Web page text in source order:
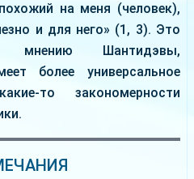
на меня (человек),
и для него» (1, 3). Это
Шантидэвы,
более универсальное
то закономерности